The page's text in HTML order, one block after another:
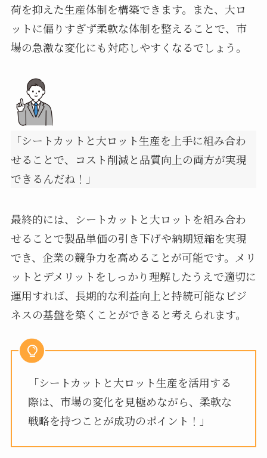
荷を抑えた生産体制を構築できます。また、大ロ
ットに偏りすぎず柔軟な体制を整えることで、市
場の急激な変化にも対応しやすくなるでしょう。
「シートカットと大ロット生産を上手に組み合わ
せることで、コスト削減と品質向上の両方が実現
できるんだね！」
最終的には、シートカットと大ロットを組み合わ
せることで製品単価の引き下げや納期短縮を実現
でき、企業の競争力を高めることが可能です。メリ
ットとデメリットをしっかり理解したうえで適切に
運用すれば、長期的な利益向上と持続可能なビジ
ネスの基盤を築くことができると考えられます。
「シートカットと大ロット生産を活用する
際は、市場の変化を見極めながら、柔軟な
戦略を持つことが成功のポイント！」